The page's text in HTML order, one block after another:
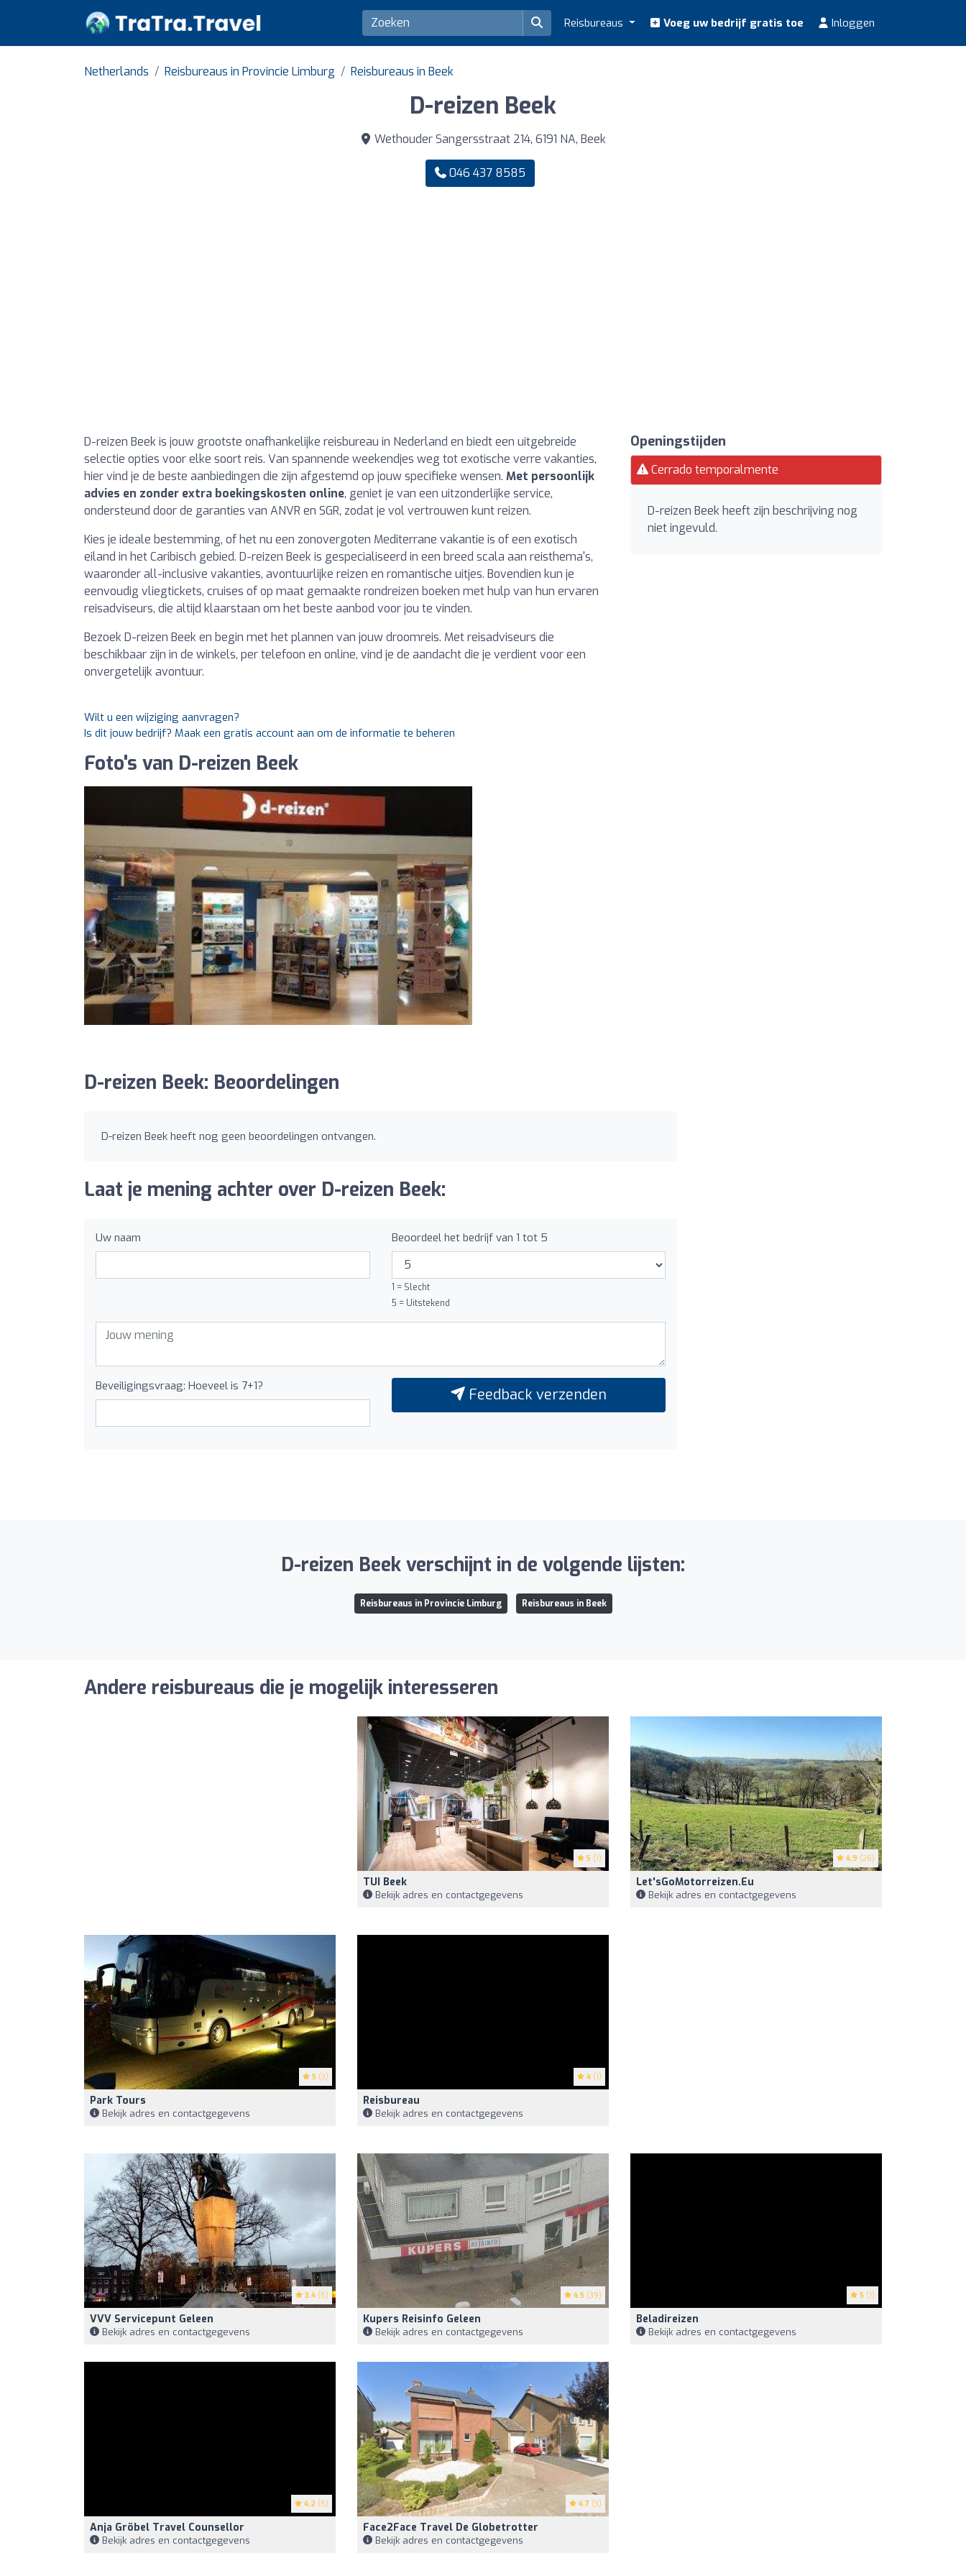
Reisbureaus Voeg uw bedrijf gratis toe Inloggen
Netherlands Reisbureaus in Provincie Limburg Reisbureaus in Beek
D-reizen Beek
Wethouder Sangersstraat 214, 6191 NA, Beek
046 437 8585
D-reizen Beek is jouw grootste onafhankelijke reisbureau in Nederland en biedt een uitgebreide
selectie opties voor elke soort reis. Van spannende weekendjes weg tot exotische verre vakanties,
hier vind je de beste aanbiedingen die zijn afgestemd op jouw specifieke wensen. Met persoonlijk
advies en zonder extra boekingskosten online, geniet je van een uitzonderlijke service,
ondersteund door de garanties van ANVR en SGR, zodat je vol vertrouwen kunt reizen.
Kies je ideale bestemming, of het nu een zonovergoten Mediterrane vakantie is of een exotisch
eiland in het Caribisch gebied. D-reizen Beek is gespecialiseerd in een breed scala aan reisthema's,
waaronder all-inclusive vakanties, avontuurlijke reizen en romantische uitjes. Bovendien kun je
eenvoudig vliegtickets, cruises of op maat gemaakte rondreizen boeken met hulp van hun ervaren
reisadviseurs, die altijd klaarstaan om het beste aanbod voor jou te vinden.
Bezoek D-reizen Beek en begin met het plannen van jouw droomreis. Met reisadviseurs die
beschikbaar zijn in de winkels, per telefoon en online, vind je de aandacht die je verdient voor een
onvergetelijk avontuur.
Openingstijden
Cerrado temporalmente
D-reizen Beek heeft zijn beschrijving nog
niet ingevuld.
Wilt u een wijziging aanvragen?
Is dit jouw bedrijf? Maak een gratis account aan om de informatie te beheren
Foto's van D-reizen Beek
D-reizen Beek: Beoordelingen
D-reizen Beek heeft nog geen beoordelingen ontvangen.
Laat je mening achter over D-reizen Beek:
Uw naam Beoordeel het bedrijf van 1 tot 5
1 = Slecht
5 = Uitstekend
Beveiligingsvraag: Hoeveel is 7+1? Feedback verzenden
D-reizen Beek verschijnt in de volgende lijsten:
Reisbureaus in Provincie Limburg Reisbureaus in Beek
Andere reisbureaus die je mogelijk interesseren
5 (1)
TUI Beek
Bekijk adres en contactgegevens
4.9 (26)
Let'sGoMotorreizen.eu
Bekijk adres en contactgegevens
5 (3)
Park Tours
Bekijk adres en contactgegevens
4 (1)
Reisbureau
Bekijk adres en contactgegevens
3.4 (5)
VVV Servicepunt Geleen
Bekijk adres en contactgegevens
4.5 (39)
Kupers Reisinfo Geleen
Bekijk adres en contactgegevens
5 (1)
Beladireizen
Bekijk adres en contactgegevens
4.2 (5)
Anja Gröbel Travel Counsellor
Bekijk adres en contactgegevens
4.7 (3)
Face2Face Travel De Globetrotter
Bekijk adres en contactgegevens